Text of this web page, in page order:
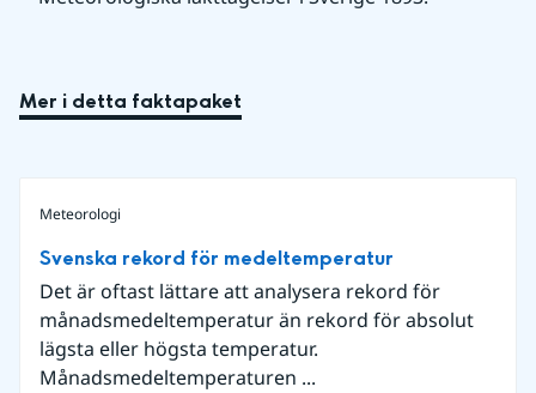
Mer i detta faktapaket
Meteorologi
Svenska rekord för medeltemperatur
Det är oftast lättare att analysera rekord för
månadsmedeltemperatur än rekord för absolut
lägsta eller högsta temperatur.
Månadsmedeltemperaturen ...